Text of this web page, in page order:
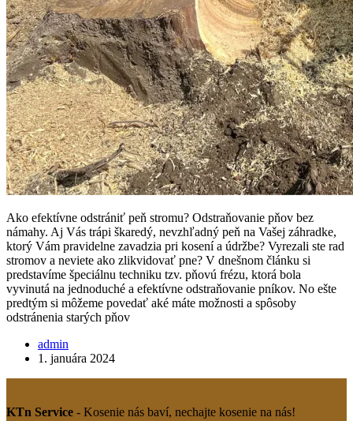
Ako efektívne odstrániť peň stromu? Odstraňovanie pňov bez
námahy. Aj Vás trápi škaredý, nevzhľadný peň na Vašej záhradke,
ktorý Vám pravidelne zavadzia pri kosení a údržbe? Vyrezali ste rad
stromov a neviete ako zlikvidovať pne? V dnešnom článku si
predstavíme špeciálnu techniku tzv. pňovú frézu, ktorá bola
vyvinutá na jednoduché a efektívne odstraňovanie pníkov. No ešte
predtým si môžeme povedať aké máte možnosti a spôsoby
odstránenia starých pňov
admin
1. januára 2024
KTn Service - Kosenie nás baví, nechajte kosenie na nás!